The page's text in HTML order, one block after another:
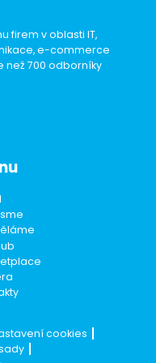
firem v oblasti IT,
e-commerce
než 700 odborníky
cookies